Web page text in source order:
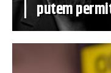
putem